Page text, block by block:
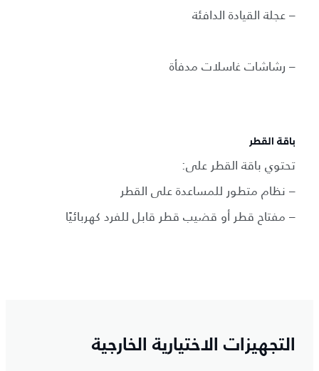
– عجلة القيادة الدافئة
– رشاشات غاسلات مدفأة
باقة القطر
تحتوي باقة القطر على:
– نظام متطور للمساعدة على القطر
– مفتاح قطر أو قضيب قطر قابل للفرد كهربائيًا
التجهيزات الاختيارية الخارجية